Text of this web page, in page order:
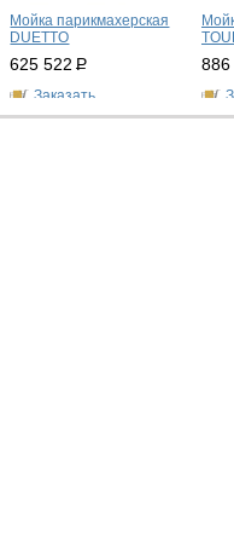
Мойка парикмахерская
DUETTO
625 522 Р
Заказать
886